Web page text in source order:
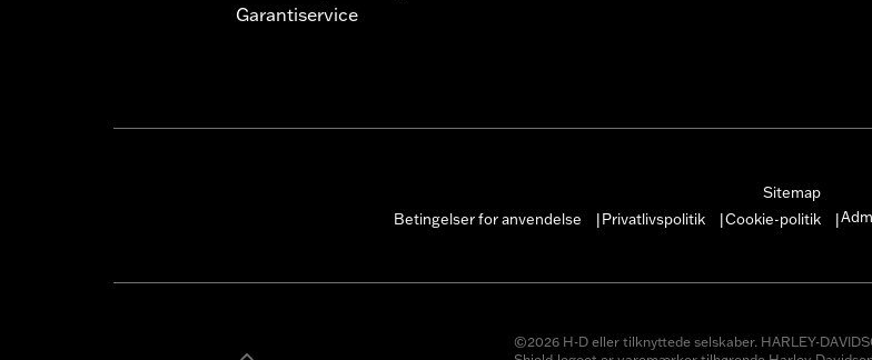
Garantiservice
Sitemap
Betingelser for anvendelse
Privatlivspolitik Cookie-politik
©2026 H-D eller tilknyttede selskaber. HARLEY-